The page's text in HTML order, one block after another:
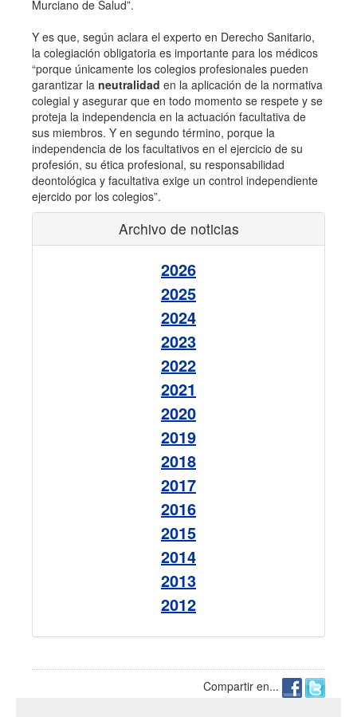
Murciano de Salud”.
Y es que, según aclara el experto en Derecho Sanitario,
la colegiación obligatoria es importante para los médicos
“porque únicamente los colegios profesionales pueden
garantizar la neutralidad en la aplicación de la normativa
colegial y asegurar que en todo momento se respete y se
proteja la independencia en la actuación facultativa de
sus miembros. Y en segundo término, porque la
independencia de los facultativos en el ejercicio de su
profesión, su ética profesional, su responsabilidad
deontológica y facultativa exige un control independiente
ejercido por los colegios”.
Archivo de noticias
2026
2025
2024
2023
2022
2021
2020
2019
2018
2017
2016
2015
2014
2013
2012
Compartir en...